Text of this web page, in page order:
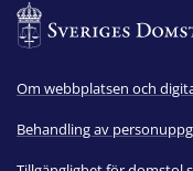
Om webbplatsen och
Behandling av